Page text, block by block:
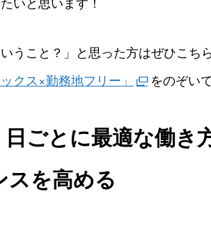
うこと？」と思った方はぜひこち
クス×勤務地フリー」
をのぞい
ごとに最適な働き
を高める